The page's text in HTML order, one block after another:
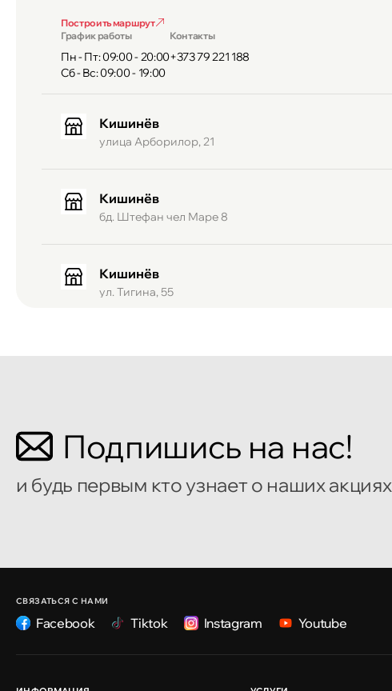
Построить маршрут
График работы
Пн - Пт: 09:00 - 20:00
Сб - Вс: 09:00 - 19:00
Контакты
+373 79 221 188
Кишинёв
улица Арборилор, 21
Кишинёв
бд. Штефан чел Маре 8
Кишинёв
ул. Тигина, 55
улица Алеку Руссо 1
Кишинёв
Подпишись на нас!
и будь первым кто узнает о наших акциях
СВЯЗАТЬСЯ С НАМИ
Facebook Tiktok Instagram Youtube